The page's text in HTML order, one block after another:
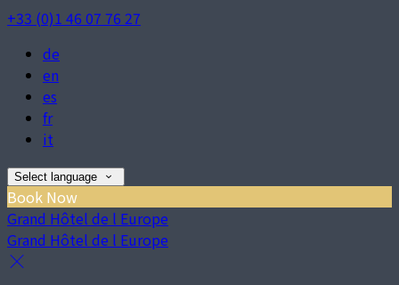
+33 (0)1 46 07 76 27
de
en
es
fr
it
Select language
Book Now
Grand Hôtel de l Europe
Grand Hôtel de l Europe